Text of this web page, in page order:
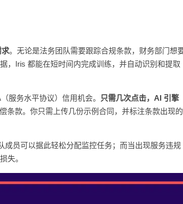
求。无论是法务团队需要跟踪合规条款，财务部门想
，Iris 都能在短时间内完成训练，并自动识别和提取
服务水平协议）信用机会。
只需几次点击，AI 引擎
条款。你只需上传几份示例合同，并标注条款出现的
成员可以据此轻松分配监控任务；而当出现服务违规
失。